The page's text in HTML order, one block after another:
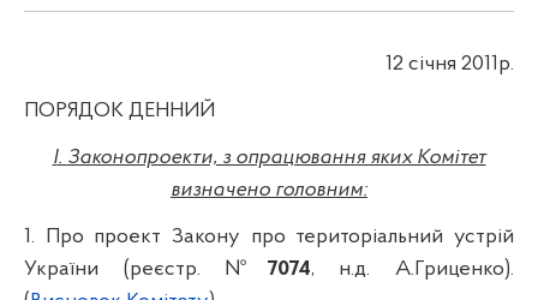
12 січня 2011р.
ПОРЯДОК ДЕННИЙ
I. Законопроекти, з опрацювання яких Комітет
визначено головним:
1. Про проект Закону про територіальний устрій
України (реєстр. № 7074, н.д. А. Гриценко).